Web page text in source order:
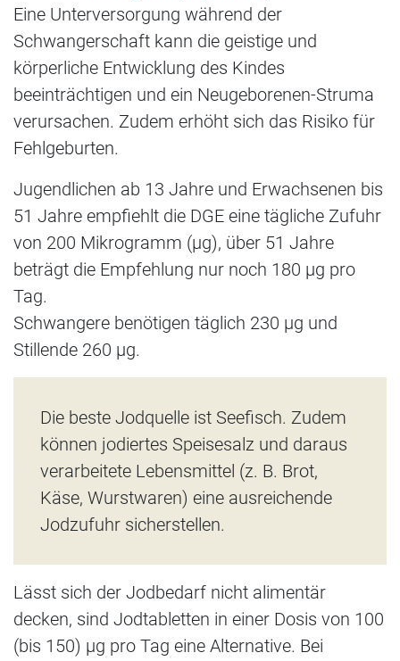
Eine Unterversorgung während der
Schwangerschaft kann die geistige und
körperliche Entwicklung des Kindes
beeinträchtigen und ein Neugeborenen-Struma
verursachen. Zudem erhöht sich das Risiko für
Fehlgeburten.
Jugendlichen ab 13 Jahre und Erwachsenen bis
51 Jahre empfiehlt die DGE eine tägliche Zufuhr
von 200 Mikrogramm (μg), über 51 Jahre
beträgt die Empfehlung nur noch 180 μg pro
Tag.
Schwangere benötigen täglich 230 μg und
Stillende 260 μg.
Die beste Jodquelle ist Seefisch. Zudem
können jodiertes Speisesalz und daraus
verarbeitete Lebensmittel (z. B. Brot,
Käse, Wurstwaren) eine ausreichende
Jodzufuhr sicherstellen.
Lässt sich der Jodbedarf nicht alimentär
decken, sind Jodtabletten in einer Dosis von 100
(bis 150) μg pro Tag eine Alternative. Bei